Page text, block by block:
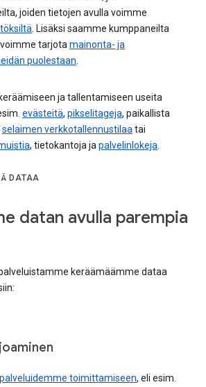
joiden tietojen avulla voimme
. Lisäksi saamme kumppaneilta
tarjotamainonta- ja
puolestaan.
ja tallentamiseen useita
evästeitä, pikselitageja, paikallista
selaimen verkkotallennustilaatai
, tietokantoja japalvelinlokeja.
DATAA
datan avulla parempia
keräämäämme dataa
palveluidemme toimittamiseen, eli esim.